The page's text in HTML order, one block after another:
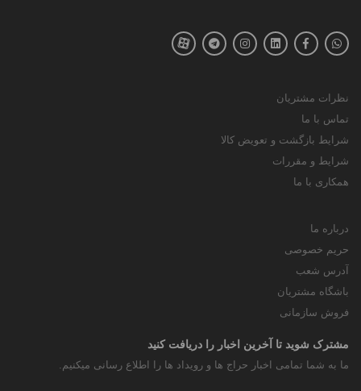
نظرات مشتریان
تماس با ما
شرایط بازگشت و تعویض کالا
شرایط و مقررات
همکاری با ما
درباره ما
حریم خصوصی
آدرس شعب
باشگاه مشتریان
فروش سازمانی
مشترک شوید تا آخرین اخبار را دریافت کنید
ما به شما تمامی اخبار حراج ها و رویداد ها را اطلاع رسانی میکنیم.